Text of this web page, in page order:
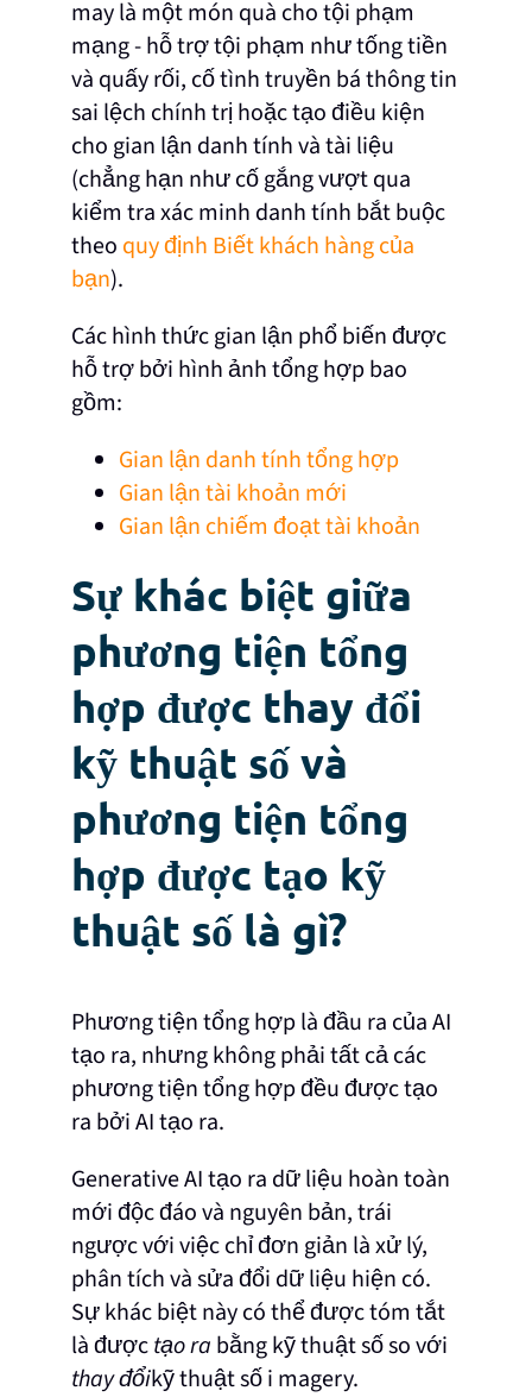
may là một món quà cho tội phạm
mạng - hỗ trợ tội phạm như tống tiền
và quấy rối, cố tình truyền bá thông tin
sai lệch chính trị hoặc tạo điều kiện
cho gian lận danh tính và tài liệu
(chẳng hạn như cố gắng vượt qua
kiểm tra xác minh danh tính bắt buộc
theo quy định Biết khách hàng của
bạn).
Các hình thức gian lận phổ biến được
hỗ trợ bởi hình ảnh tổng hợp bao
gồm:
Gian lận danh tính tổng hợp
Gian lận tài khoản mới
Gian lận chiếm đoạt tài khoản
Sự khác biệt giữa
phương tiện tổng
hợp được thay đổi
kỹ thuật số và
phương tiện tổng
hợp được tạo kỹ
thuật số là gì?
Phương tiện tổng hợp là đầu ra của AI
tạo ra, nhưng không phải tất cả các
phương tiện tổng hợp đều được tạo
ra bởi AI tạo ra.
Generative AI tạo ra dữ liệu hoàn toàn
mới độc đáo và nguyên bản, trái
ngược với việc chỉ đơn giản là xử lý,
phân tích và sửa đổi dữ liệu hiện có.
Sự khác biệt này có thể được tóm tắt
là đượctạo ra bằng kỹ thuật số so với
thay đổikỹ thuật số i magery.